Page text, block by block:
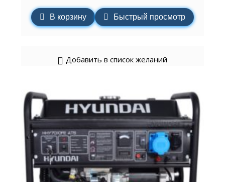
В корзину Быстрый просмотр
Добавить в список желаний